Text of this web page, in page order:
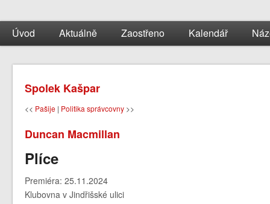
Úvod Aktuálně Zaostřeno Kalendář
Spolek Kašpar
<< Pašije | Politika správcovny >>
Duncan Macmillan
Plíce
Premiéra: 25.11.2024
Klubovna v Jindřišské ulici